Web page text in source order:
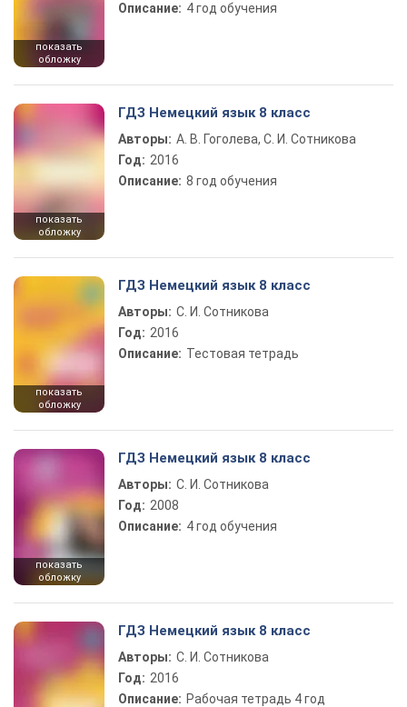
показать
обложку
Описание: 4 год обучения
показать
обложку
ГДЗ Немецкий язык 8 класс
Авторы: А. В. Гоголева, С. И. Сотникова
Год: 2016
Описание: 8 год обучения
показать
обложку
ГДЗ Немецкий язык 8 класс
Авторы: С. И. Сотникова
Год: 2016
Описание: Тестовая тетрадь
показать
обложку
ГДЗ Немецкий язык 8 класс
Авторы: С. И. Сотникова
Год: 2008
Описание: 4 год обучения
ГДЗ Немецкий язык 8 класс
Авторы: С. И. Сотникова
Год: 2016
Описание: Рабочая тетрадь 4 год